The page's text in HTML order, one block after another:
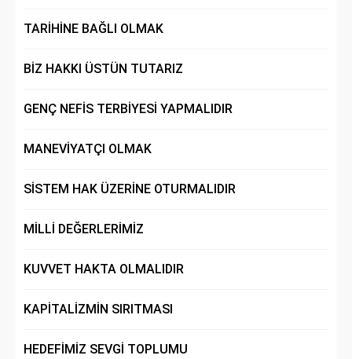
TARİHİNE BAĞLI OLMAK
BİZ HAKKI ÜSTÜN TUTARIZ
GENÇ NEFİS TERBİYESİ YAPMALIDIR
MANEVİYATÇI OLMAK
SİSTEM HAK ÜZERİNE OTURMALIDIR
MİLLİ DEĞERLERİMİZ
KUVVET HAKTA OLMALIDIR
KAPİTALİZMİN SIRITMASI
HEDEFİMİZ SEVGİ TOPLUMU